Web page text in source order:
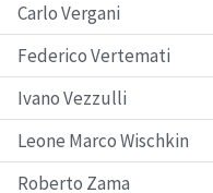
Carlo Vergani
Federico Vertemati
Ivano Vezzulli
Leone Marco Wischkin
Roberto Zama